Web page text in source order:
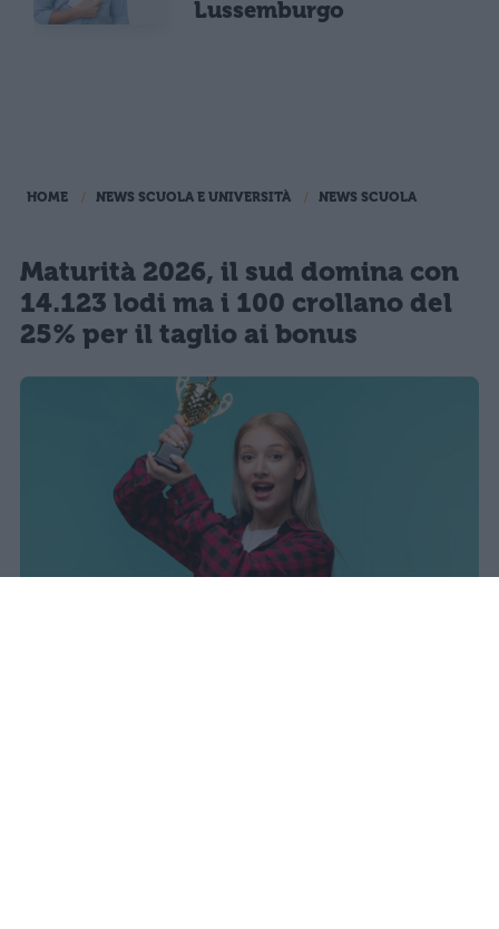
Lussemburgo
HOME NEWS SCUOLA E UNIVERSITÀ NEWS SCUOLA
Maturità 2026, il sud domina con
14.123 lodi ma i 100 crollano del
25% per il taglio ai bonus